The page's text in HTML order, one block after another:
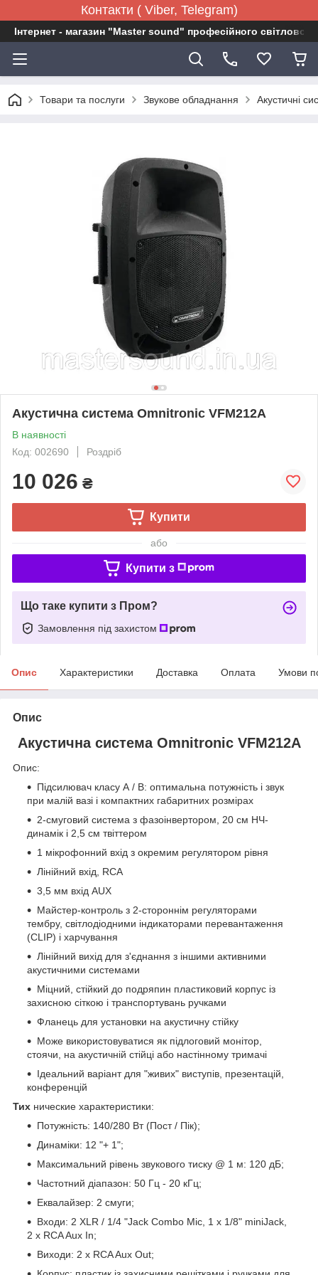
Контакти ( Viber, Telegram)
Інтернет - магазин "Master sound" професійного
Товари та послуги Звукове обладнання Акустичні
Акустична система Omnitronic VFM212A
В наявності
Код: 002690
Роздріб
10 026 ₴
Купити
або
Купити з
Що таке купити з Пром?
Замовлення під захистом
Опис Характеристики Доставка Оплата Умови
Опис
Акустична система Omnitronic VFM212A
Опис:
Підсилювач класу А / В: оптимальна потужність і звук
при малій вазі і компактних габаритних розмірах
2-смуговий система з фазоінвертором, 20 см НЧ-
динамік і 2,5 см твіттером
1 мікрофонний вхід з окремим регулятором рівня
Лінійний вхід, RCA
3,5 мм вхід AUX
Майстер-контроль з 2-стороннім регуляторами
тембру, світлодіодними індикаторами перевантаження
(CLIP) і харчування
Лінійний вихід для з'єднання з іншими активними
акустичними системами
Міцний, стійкий до подряпин пластиковий корпус із
захисною сіткою і транспортувань ручками
Фланець для установки на акустичну стійку
Може використовуватися як підлоговий монітор,
стоячи, на акустичній стійці або настінному тримачі
Ідеальний варіант для "живих" виступів, презентацій,
конференцій
Тих нические характеристики:
Потужність: 140/280 Вт (Пост / Пік);
Динаміки: 12 "+ 1";
Максимальний рівень звукового тиску @ 1 м: 120 дБ;
Частотний діапазон: 50 Гц - 20 кГц;
Еквалайзер: 2 смуги;
Входи: 2 XLR / 1/4 "Jack Combo Mic, 1 x 1/8" miniJack,
2 x RCA Aux In;
Виходи: 2 x RCA Aux Out;